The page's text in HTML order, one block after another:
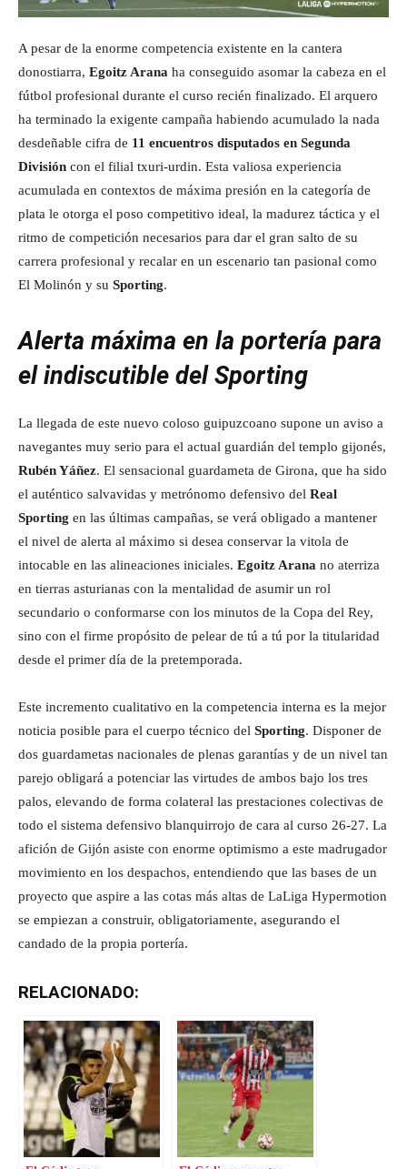
A pesar de la enorme competencia existente en la cantera
donostiarra, Egoitz Arana ha conseguido asomar la cabeza en el
fútbol profesional durante el curso recién finalizado. El arquero
ha terminado la exigente campaña habiendo acumulado la nada
desdeñable cifra de 11 encuentros disputados en Segunda
División con el filial txuri-urdin. Esta valiosa experiencia
acumulada en contextos de máxima presión en la categoría de
plata le otorga el poso competitivo ideal, la madurez táctica y el
ritmo de competición necesarios para dar el gran salto de su
carrera profesional y recalar en un escenario tan pasional como
El Molinón y su Sporting.
Alerta máxima en la portería para
el indiscutible del Sporting
La llegada de este nuevo coloso guipuzcoano supone un aviso a
navegantes muy serio para el actual guardián del templo gijonés,
Rubén Yáñez. El sensacional guardameta de Girona, que ha sido
el auténtico salvavidas y metrónomo defensivo del Real
Sporting en las últimas campañas, se verá obligado a mantener
el nivel de alerta al máximo si desea conservar la vitola de
intocable en las alineaciones iniciales. Egoitz Arana no aterriza
en tierras asturianas con la mentalidad de asumir un rol
secundario o conformarse con los minutos de la Copa del Rey,
sino con el firme propósito de pelear de tú a tú por la titularidad
desde el primer día de la pretemporada.
Este incremento cualitativo en la competencia interna es la mejor
noticia posible para el cuerpo técnico del Sporting. Disponer de
dos guardametas nacionales de plenas garantías y de un nivel tan
parejo obligará a potenciar las virtudes de ambos bajo los tres
palos, elevando de forma colateral las prestaciones colectivas de
todo el sistema defensivo blanquirrojo de cara al curso 26-27. La
afición de Gijón asiste con enorme optimismo a este madrugador
movimiento en los despachos, entendiendo que las bases de un
proyecto que aspire a las cotas más altas de LaLiga Hypermotion
se empiezan a construir, obligatoriamente, asegurando el
candado de la propia portería.
RELACIONADO: